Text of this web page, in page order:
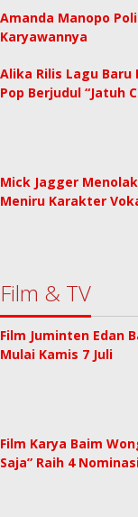
Amanda Manopo
Karyawannya
Alika Rilis Lagu Baru
Pop Berjudul “Jatuh
Mick Jagger
Meniru Karakter
Film & TV
Film Juminten Edan
Mulai Kamis 7 Juli
Film Karya Baim
Saja” Raih 4